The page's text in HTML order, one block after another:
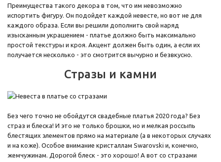
Преимущества такого декора в том, что им невозможно
испортить фигуру. Он подойдет каждой невесте, но вот не для
каждого образа. Если вы решили дополнить свой наряд
изысканным украшением - платье должно быть максимально
простой текстуры и кроя. Акцент должен быть один, а если их
получается несколько - это смотрится вычурно и безвкусно.
Стразы и камни
Без чего точно не обойдутся свадебные платья 2020 года? Без
страз и блеска! И это не только брошки, но и мелкая россыпь
блестящих элементов прямо на материале (а в некоторых случаях
и на коже). Особое внимание кристаллам Swarovski и, конечно,
жемчужинам. Дорогой блеск - это хорошо! А вот со стразами